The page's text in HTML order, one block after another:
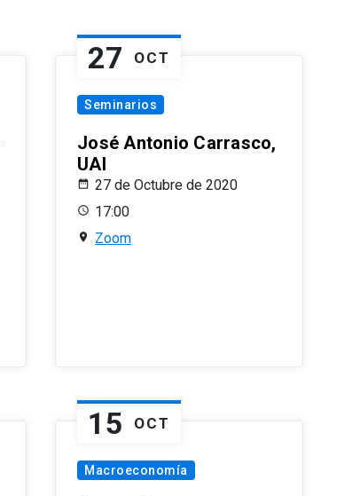
27 OCT
Seminarios
José Antonio Carrasco,
UAI
27 de Octubre de 2020
17:00
Zoom
15 OCT
Macroeconomía